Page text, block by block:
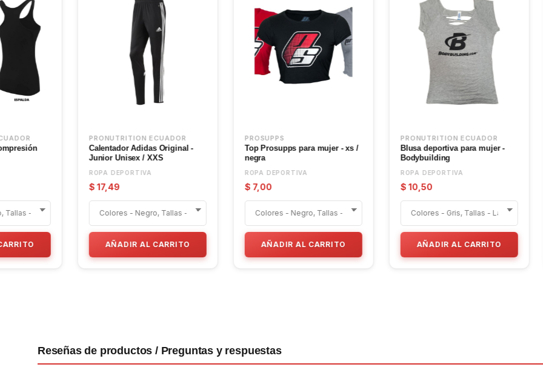
PRONUTRITION ECUADOR
Blusa deportiva para mujer -
ROPA DEPORTIVA
AÑADIR AL CARRITO
PRONUTRITION ECUADOR
Bividi para Mujer - diseño
ROPA DEPORTIVA
AÑADIR AL CARRITO
PRONUTRITION ECUADOR
Bividi deportiva HappyHours
ROPA DEPORTIVA
AÑADIR AL CARRITO
Camiseta
Reseñas de productos / Preguntas y respuestas